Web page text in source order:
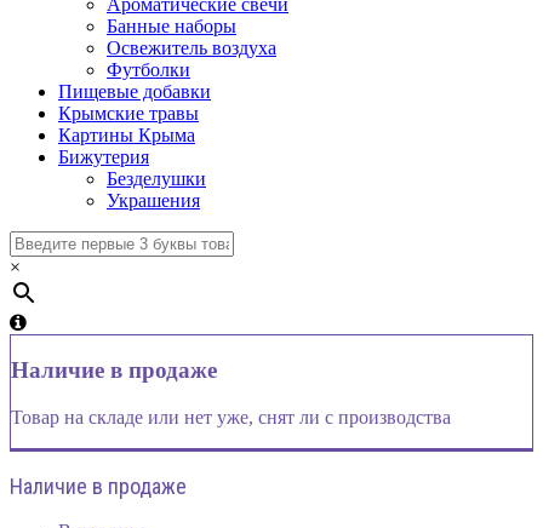
Банные наборы
Освежитель воздуха
Футболки
Пищевые добавки
Крымские травы
Картины Крыма
Бижутерия
Безделушки
Украшения
×
Наличие в продаже
Товар на складе или нет уже, снят ли с производства
Наличие в продаже